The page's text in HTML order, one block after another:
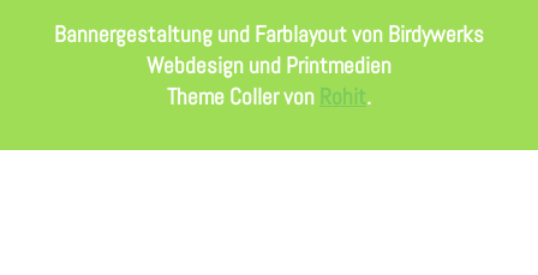
Bannergestaltung und Farblayout von Birdywerks
Webdesign und Printmedien
Theme Coller von Rohit.